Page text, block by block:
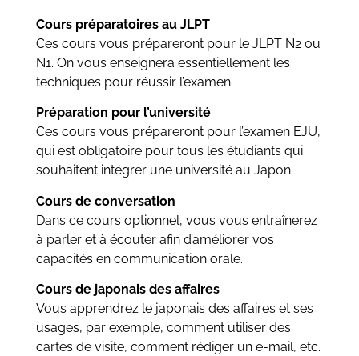
Cours préparatoires au JLPT
Ces cours vous prépareront pour le JLPT N2 ou
N1. On vous enseignera essentiellement les
techniques pour réussir l’examen.
Préparation pour l’université
Ces cours vous prépareront pour l’examen EJU,
qui est obligatoire pour tous les étudiants qui
souhaitent intégrer une université au Japon.
Cours de conversation
Dans ce cours optionnel, vous vous entraînerez
à parler et à écouter afin d’améliorer vos
capacités en communication orale.
Cours de japonais des affaires
Vous apprendrez le japonais des affaires et ses
usages, par exemple, comment utiliser des
cartes de visite, comment rédiger un e-mail, etc.